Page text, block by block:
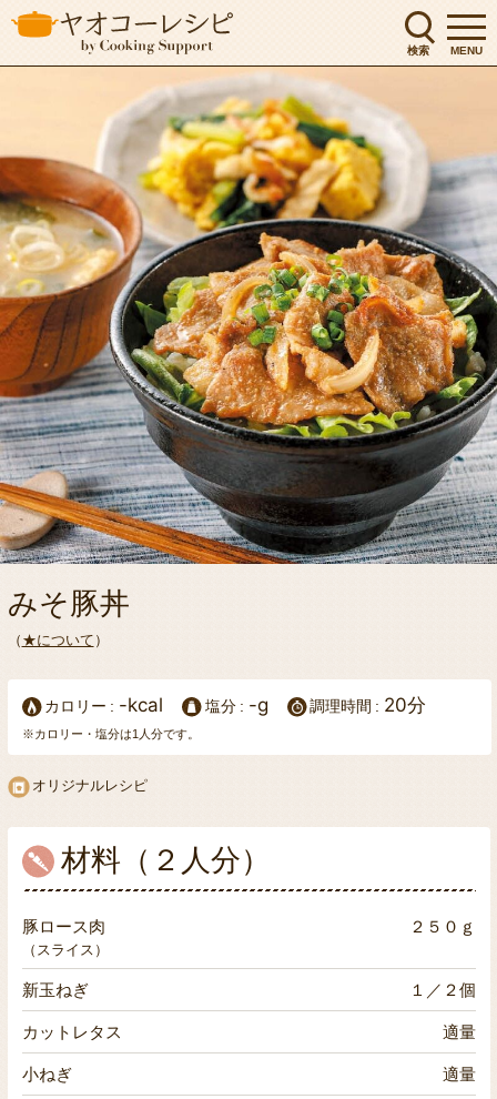
検索 MENU
みそ豚丼
（ ★について ）
カロリー -kcal 塩分 -g 調理時間 20分
※カロリー・塩分は1人分です。
オリジナルレシピ
材料（２人分）
豚ロース肉 ２５０ｇ
（スライス）
新玉ねぎ １／２個
カットレタス 適量
小ねぎ 適量